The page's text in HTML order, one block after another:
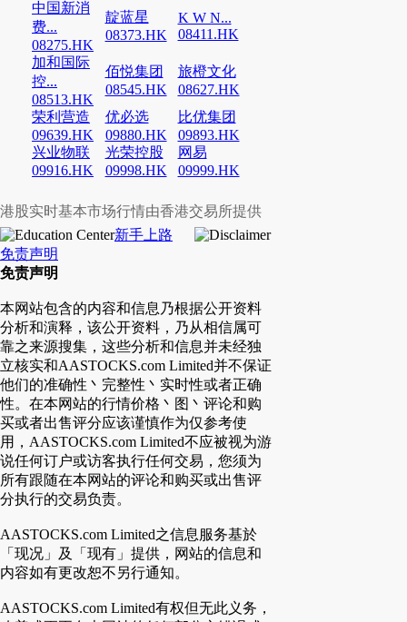
中国新消
费...
08275.HK
靛蓝星
08373.HK
K W N...
08411.HK
加和国际
控...
08513.HK
佰悦集团
08545.HK
旅橙文化
08627.HK
荣利营造
09639.HK
优必选
09880.HK
比优集团
09893.HK
兴业物联
09916.HK
光荣控股
09998.HK
网易
09999.HK
港股实时基本市场行情由香港交易所提供
新手上路
免责声明
免责声明
本网站包含的内容和信息乃根据公开资料
分析和演释，该公开资料，乃从相信属可
靠之来源搜集，这些分析和信息并未经独
立核实和AASTOCKS.com Limited并不保证
他们的准确性丶完整性丶实时性或者正确
性。在本网站的行情价格丶图丶评论和购
买或者出售评分应该谨慎作为仅参考使
用，AASTOCKS.com Limited不应被视为游
说任何订户或访客执行任何交易，您须为
所有跟随在本网站的评论和购买或出售评
分执行的交易负责。
AASTOCKS.com Limited之信息服务基於
「现况」及「现有」提供，网站的信息和
内容如有更改恕不另行通知。
AASTOCKS.com Limited有权但无此义务，